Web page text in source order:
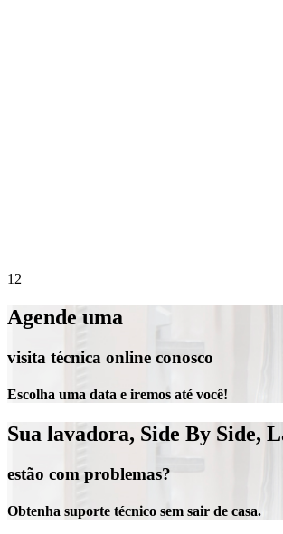
1 2
Agende uma
visita técnica online conosco
Escolha uma data e iremos até você!
Sua lavadora, Side By Side,
estão com problemas?
Obtenha suporte técnico sem sair de casa.